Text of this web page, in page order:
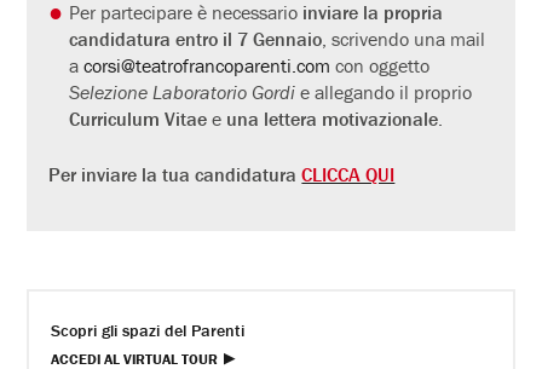
Per partecipare è necessario inviare la propria
candidatura entro il 7 Gennaio , scrivendo una mail
acorsi@teatrofrancoparenti.com con oggetto
Selezione Laboratorio Gordi e allegando il proprio
Curriculum Vitae e una lettera motivazionale
Per inviare la tua candidaturaCLICCA QUI
Scopri gli spazi del Parenti
ACCEDI AL VIRTUAL TOUR